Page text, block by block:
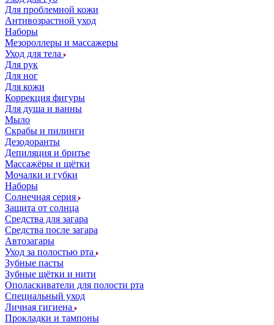
Для проблемной кожи
Антивозрастной уход
Наборы
Мезороллеры и массажеры
Уход для тела
Для рук
Для ног
Для кожи
Коррекция фигуры
Для душа и ванны
Мыло
Скрабы и пилинги
Дезодоранты
Депиляция и бритье
Массажёры и щётки
Мочалки и губки
Наборы
Солнечная серия
Защита от солнца
Средства для загара
Средства после загара
Автозагары
Уход за полостью рта
Зубные пасты
Зубные щётки и нити
Ополаскиватели для полости рта
Специальный уход
Личная гигиена
Прокладки и тампоны